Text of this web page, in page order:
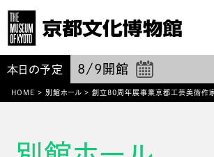
本日の予定 8/9 開館
HOME > 別館ホール> 創立80周年展事業京都工芸美術作